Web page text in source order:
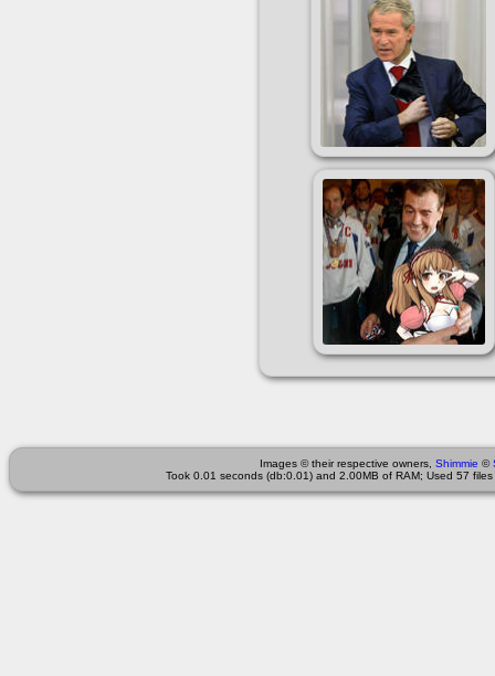
Images © their respective owners, Shimmie ©
Took 0.01 seconds (db:0.01) and 2.00MB of RAM; Used 57